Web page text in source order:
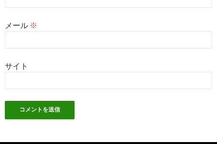
メール ※
サイト